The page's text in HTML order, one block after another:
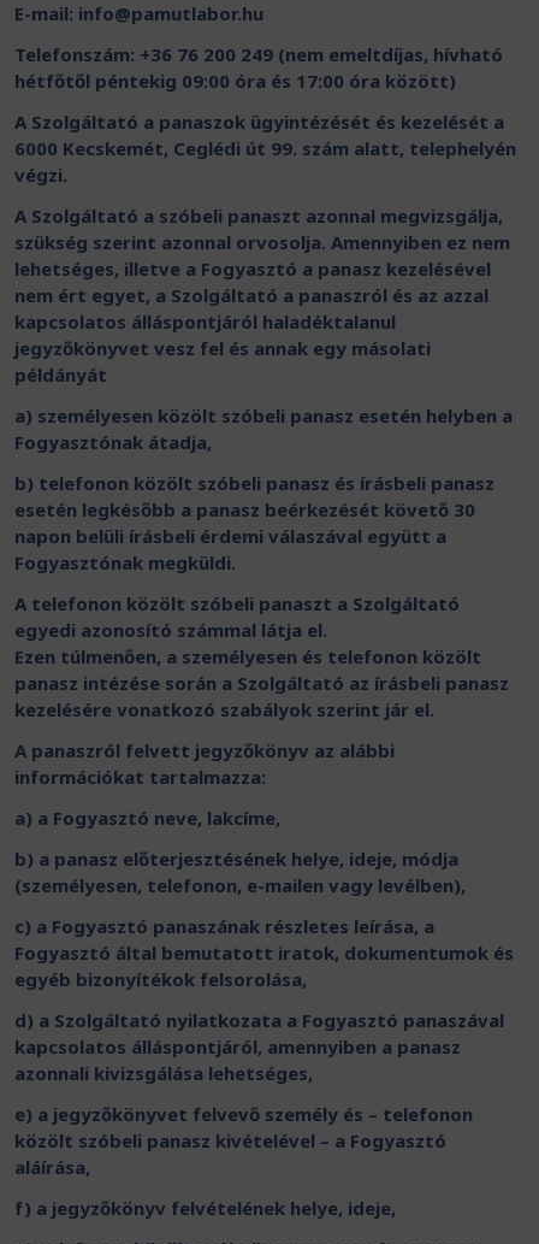
E-mail: info@pamutlabor.hu
Telefonszám: +36 76 200 249 (nem emeltdíjas, hívható
hétfőtől péntekig 09:00 óra és 17:00 óra között)
A Szolgáltató a panaszok ügyintézését és kezelését a
6000 Kecskemét, Ceglédi út 99. szám alatt, telephelyén
végzi.
A Szolgáltató a szóbeli panaszt azonnal megvizsgálja,
szükség szerint azonnal orvosolja. Amennyiben ez nem
lehetséges, illetve a Fogyasztó a panasz kezelésével
nem ért egyet, a Szolgáltató a panaszról és az azzal
kapcsolatos álláspontjáról haladéktalanul
jegyzőkönyvet vesz fel és annak egy másolati
példányát
a) személyesen közölt szóbeli panasz esetén helyben a
Fogyasztónak átadja,
b) telefonon közölt szóbeli panasz és írásbeli panasz
esetén legkésőbb a panasz beérkezését követő 30
napon belüli írásbeli érdemi válaszával együtt a
Fogyasztónak megküldi.
A telefonon közölt szóbeli panaszt a Szolgáltató
egyedi azonosító számmal látja el.
Ezen túlmenően, a személyesen és telefonon közölt
panasz intézése során a Szolgáltató az írásbeli panasz
kezelésére vonatkozó szabályok szerint jár el.
A panaszról felvett jegyzőkönyv az alábbi
információkat tartalmazza:
a) a Fogyasztó neve, lakcíme,
b) a panasz előterjesztésének helye, ideje, módja
(személyesen, telefonon, e-mailen vagy levélben),
c) a Fogyasztó panaszának részletes leírása, a
Fogyasztó által bemutatott iratok, dokumentumok és
egyéb bizonyítékok felsorolása,
d) a Szolgáltató nyilatkozata a Fogyasztó panaszával
kapcsolatos álláspontjáról, amennyiben a panasz
azonnali kivizsgálása lehetséges,
e) a jegyzőkönyvet felvevő személy és – telefonon
közölt szóbeli panasz kivételével – a Fogyasztó
aláírása,
f) a jegyzőkönyv felvételének helye, ideje,